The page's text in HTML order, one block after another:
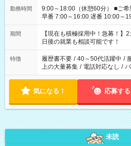
勤務時間
9:00～18:00（休憩60分） ■ご希望があれば下記シフトもOK！
早番 7:00～16:00 遅番 10:00～19:00 「家族と休みを
い」 「余裕を持って夕飯の準備
たくない」 など、ご希望を教えてくださ
の方へ 今ご覧のお仕事で希望す
の勤務時間。 合計で週40時間
期間
【現在も積極採用中！急募！
日後の就業も相談可能です！
特徴 履歴書不要 / 40～50代活躍中 /
上の大量募集 / 電話対応なし /
気になる！ 応募する
未読